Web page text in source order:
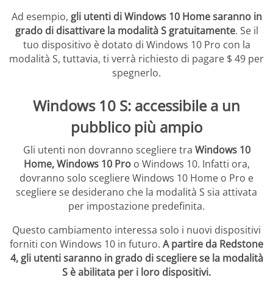
Ad esempio, gli utenti di Windows 10 Home saranno in
grado di disattivare la modalità S gratuitamente. Se il
tuo dispositivo è dotato di Windows 10 Pro con la
modalità S, tuttavia, ti verrà richiesto di pagare $ 49 per
spegnerlo.
Windows 10 S: accessibile a un
pubblico più ampio
Gli utenti non dovranno scegliere tra Windows 10
Home, Windows 10 Proo Windows 10. Infatti ora,
dovranno solo scegliere Windows 10 Home o Pro e
scegliere se desiderano che la modalità S sia attivata
per impostazione predefinita.
Questo cambiamento interessa solo i nuovi dispositivi
forniti con Windows 10 in futuro. A partire da Redstone
4, gli utenti saranno in grado di scegliere se la modalità
S è abilitata per i loro dispositivi.